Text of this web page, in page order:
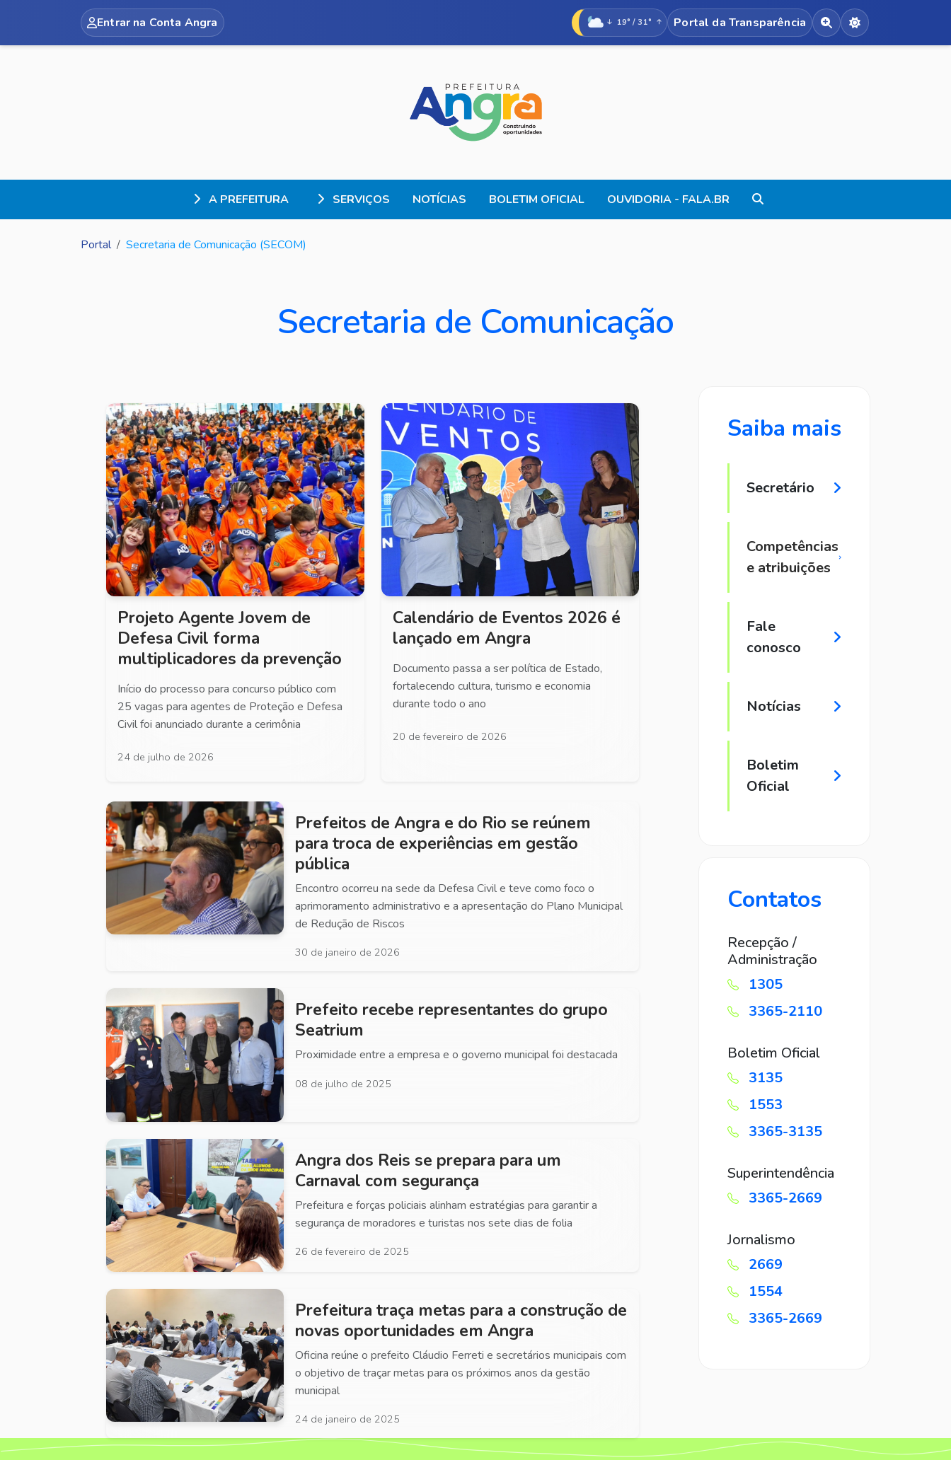
Entrar na Conta Angra 19° / 31° Portal da Transparência Acessibilidade de texto
Alternar modo
A PREFEITURA SERVIÇOS NOTÍCIAS BOLETIM OFICIAL OUVIDORIA - FALA.BR
Portal Secretaria de Comunicação (SECOM)
Secretaria de Comunicação
Projeto Agente Jovem de
Defesa Civil forma
multiplicadores da prevenção
Início do processo para concurso público com
25 vagas para agentes de Proteção e Defesa
Civil foi anunciado durante a cerimônia
24 de julho de 2026
Calendário de Eventos 2026 é
lançado em Angra
Documento passa a ser política de Estado,
fortalecendo cultura, turismo e economia
durante todo o ano
20 de fevereiro de 2026
Prefeitos de Angra e do Rio se reúnem
para troca de experiências em gestão
pública
Encontro ocorreu na sede da Defesa Civil e teve como foco o
aprimoramento administrativo e a apresentação do Plano Municipal
de Redução de Riscos
30 de janeiro de 2026
Prefeito recebe representantes do grupo
Seatrium
Proximidade entre a empresa e o governo municipal foi destacada
08 de julho de 2025
Angra dos Reis se prepara para um
Carnaval com segurança
Prefeitura e forças policiais alinham estratégias para garantir a
segurança de moradores e turistas nos sete dias de folia
26 de fevereiro de 2025
Prefeitura traça metas para a construção de
novas oportunidades em Angra
Oficina reúne o prefeito Cláudio Ferreti e secretários municipais com
o objetivo de traçar metas para os próximos anos da gestão
municipal
24 de janeiro de 2025
Saiba mais
Secretário
Competências
e atribuições
Fale
conosco
Notícias
Boletim
Oficial
Contatos
Recepção /
Administração
1305
3365-2110
Boletim Oficial
3135
1553
3365-3135
Superintendência
3365-2669
Jornalismo
2669
1554
3365-2669